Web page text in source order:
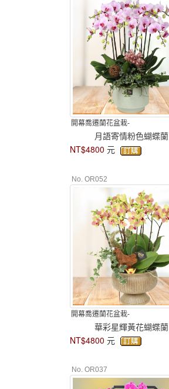
開幕喬遷蘭花盆栽-
月語寄情粉色蝴蝶蘭
NT$4800 元
No. OR052
開幕喬遷蘭花盆栽-
華彩星輝黃花蝴蝶蘭
NT$4800 元
No. OR037